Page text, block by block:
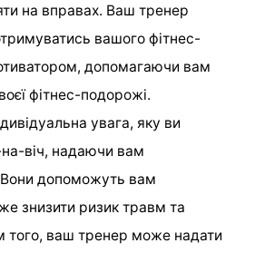
на вправах. Ваш тренер
вашого фітнес-
допомагаючи вам
фітнес-подорожі.
увага, яку ви
віч, надаючи вам
Вони допоможуть вам
знизити ризик травм та
того, ваш тренер може надати